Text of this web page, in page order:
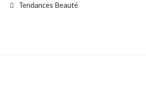
Tendances Beauté